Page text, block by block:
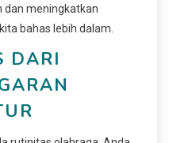
dan meningkatkan
bahas lebih dalam.
DARI